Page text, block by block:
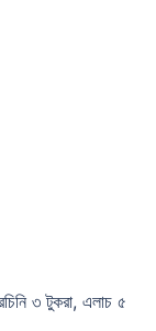
৩ টুকরা, এলাচ ৫